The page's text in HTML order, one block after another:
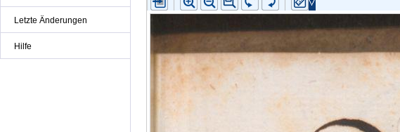
Letzte Änderungen
Hilfe